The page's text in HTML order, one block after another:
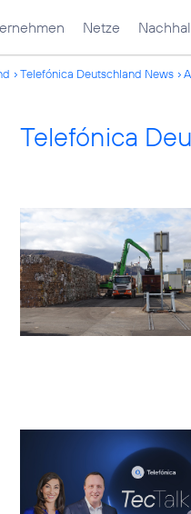
Netze
Telefónica Deutschland News
Telefónica